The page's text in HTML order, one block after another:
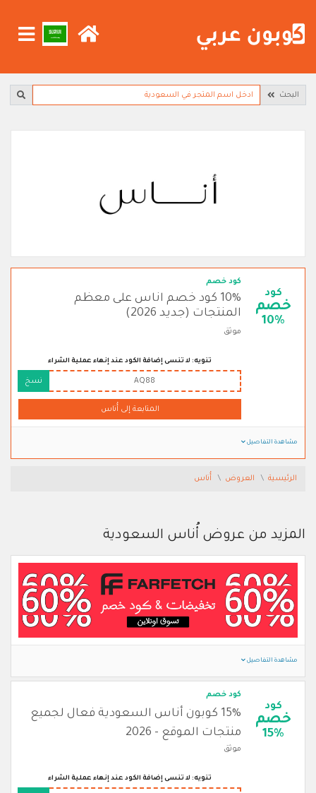
البحث
كود
خصم
10%
كود خصم
10% كود خصم اناس على معظم
المنتجات (جديد 2026)
موثق
تنويه: لا تنسى إضافة الكود عند إنهاء عملية الشراء
AQ88 نسخ
المتابعة إلى أُناس
مشاهدة التفاصيل
الرئيسية العروض أُناس
المزيد من عروض أُناس السعودية
مشاهدة التفاصيل
كود
خصم
15%
كود خصم
15% كوبون أناس السعودية فعال لجميع
منتجات الموقع - 2026
موثق
تنويه: لا تنسى إضافة الكود عند إنهاء عملية الشراء